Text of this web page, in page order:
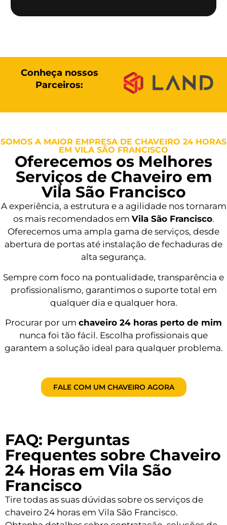
Conheça nossos
Parceiros:
SOMOS A MAIOR EMPRESA DE CHAVEIRO 24 HORAS
EM VILA SÃO FRANCISCO
Oferecemos os Melhores
Serviços de Chaveiro em
Vila São Francisco
A experiência, a estrutura e a agilidade nos tornaram
os mais recomendados em Vila São Francisco.
Oferecemos uma ampla gama de serviços, desde
abertura de portas até instalação de fechaduras de
alta segurança.
Sempre com foco na pontualidade, transparência e
profissionalismo, garantimos o suporte total em
qualquer dia e qualquer hora.
Procurar por um chaveiro 24 horas perto de mim
nunca foi tão fácil. Escolha profissionais que
garantem a solução ideal para qualquer problema.
FALE COM UM CHAVEIRO AGORA
FAQ: Perguntas
Frequentes sobre Chaveiro
24 Horas em Vila São
Francisco
Tire todas as suas dúvidas sobre os serviços de
chaveiro 24 horas em Vila São Francisco.